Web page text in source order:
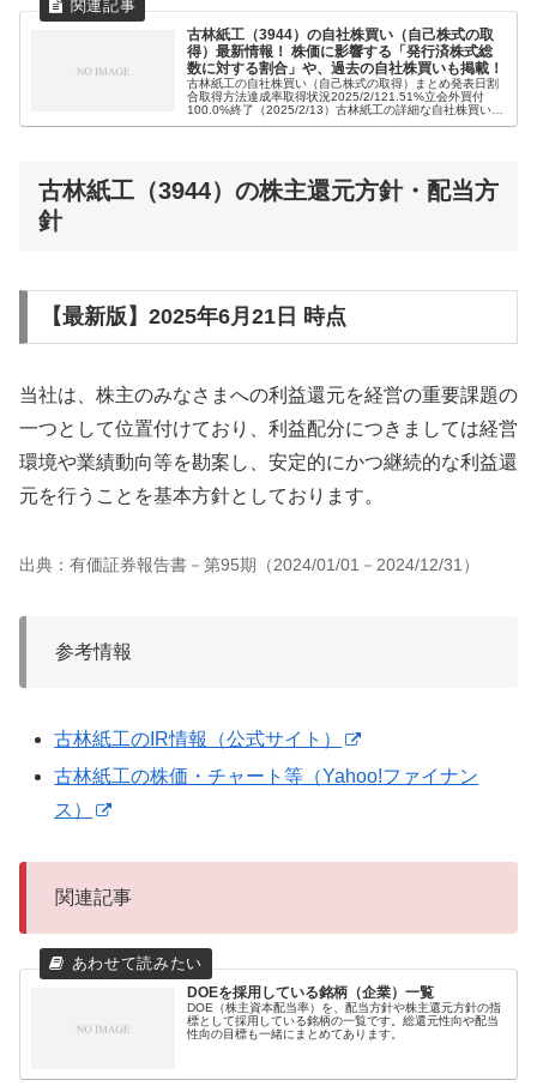
古林紙工（3944）の自社株買い（自己株式の取
得）最新情報！ 株価に影響する「発行済株式総
数に対する割合」や、過去の自社株買いも掲載！
古林紙工の自社株買い（自己株式の取得）まとめ発表日割
合取得方法達成率取得状況2025/2/121.51%立会外買付
100.0%終了（2025/2/13）古林紙工の詳細な自社株買い
古林紙工（3944）の株主還元方針・配当方
針
【最新版】2025年6月21日 時点
当社は、株主のみなさまへの利益還元を経営の重要課題の
一つとして位置付けており、利益配分につきましては経営
環境や業績動向等を勘案し、安定的にかつ継続的な利益還
元を行うことを基本方針としております。
出典：有価証券報告書－第95期（2024/01/01－2024/12/31）
参考情報
古林紙工のIR情報（公式サイト）
古林紙工の株価・チャート等（Yahoo!ファイナン
ス）
関連記事
DOEを採用している銘柄（企業）一覧
DOE（株主資本配当率）を、配当方針や株主還元方針の指
標として採用している銘柄の一覧です。総還元性向や配当
性向の目標も一緒にまとめてあります。